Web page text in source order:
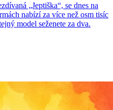
„Jeptiška“, se dnes na
nabízí za více než osm tisíc
model seženete za dva.